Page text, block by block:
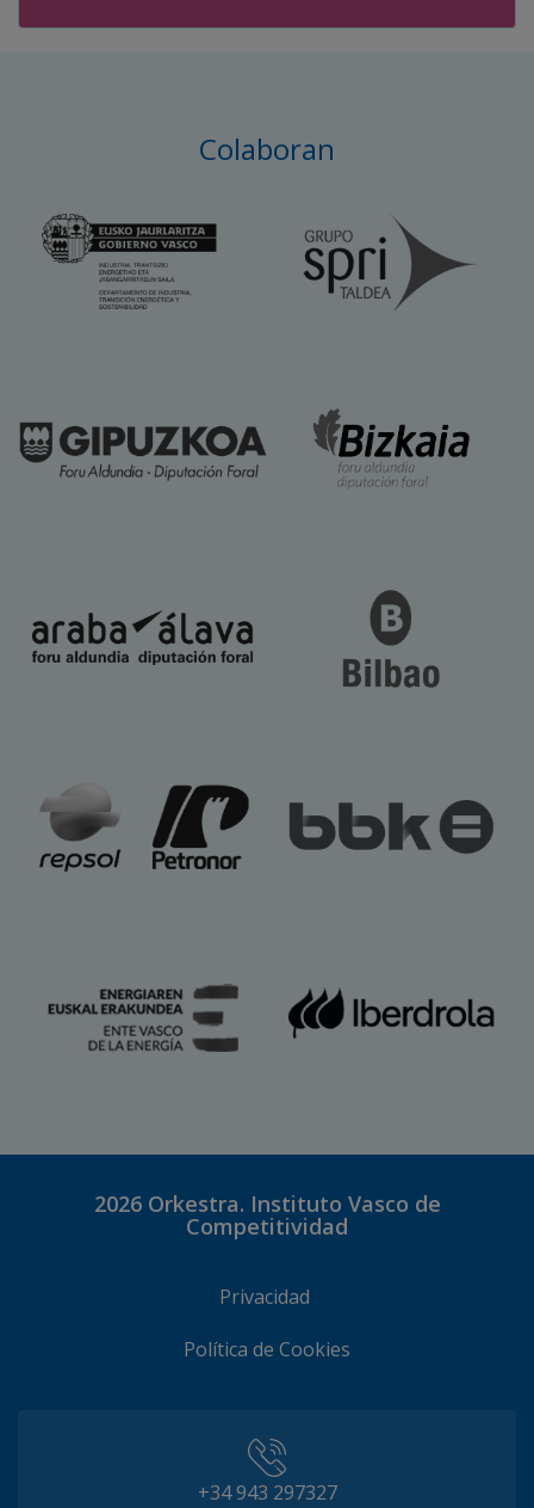
Colaboran
2026 Orkestra. Instituto Vasco de
Competitividad
Privacidad
Política de Cookies
+34 943 297327